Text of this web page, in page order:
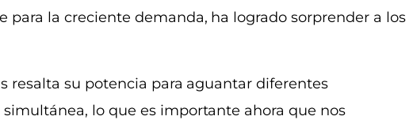
para la creciente demanda, ha logrado sorprender a los
resalta su potencia para aguantar diferentes
lo que es importante ahora que nos